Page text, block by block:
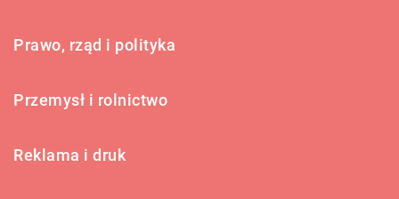
Prawo, rząd i polityka
Przemysł i rolnictwo
Reklama i druk